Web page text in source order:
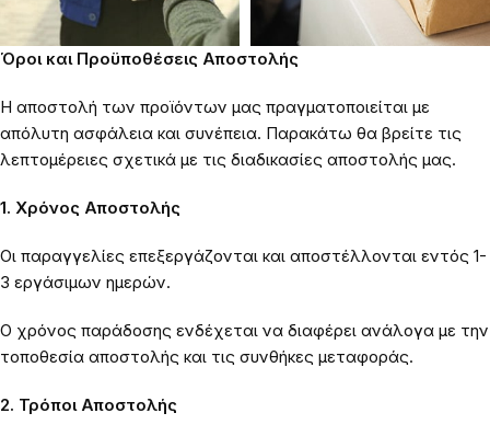
Όροι και Προϋποθέσεις Αποστολής
Η αποστολή των προϊόντων μας πραγματοποιείται με
απόλυτη ασφάλεια και συνέπεια. Παρακάτω θα βρείτε τις
λεπτομέρειες σχετικά με τις διαδικασίες αποστολής μας.
1. Χρόνος Αποστολής
Οι παραγγελίες επεξεργάζονται και αποστέλλονται εντός 1-
3 εργάσιμων ημερών.
Ο χρόνος παράδοσης ενδέχεται να διαφέρει ανάλογα με την
τοποθεσία αποστολής και τις συνθήκες μεταφοράς.
2. Τρόποι Αποστολής